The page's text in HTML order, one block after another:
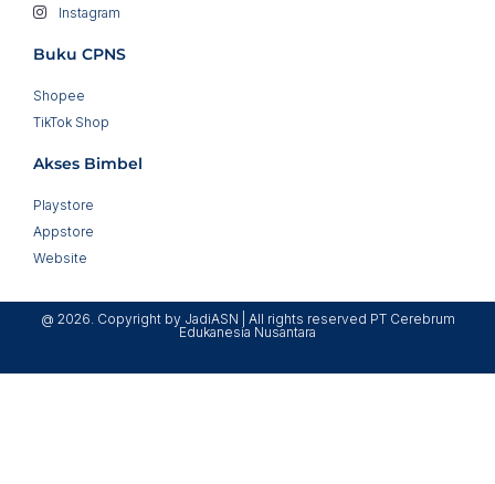
Instagram
Buku CPNS
Shopee
TikTok Shop
Akses Bimbel
Playstore
Appstore
Website
@ 2026. Copyright by JadiASN | All rights reserved PT Cerebrum
Edukanesia Nusantara